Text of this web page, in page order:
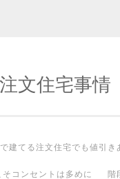
文住宅事情
建てる注文住宅でも値引き
コンセントは多めに 階